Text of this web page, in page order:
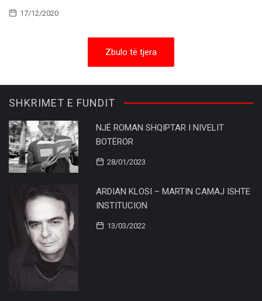
17/12/2020
Zbulo të tjera
SHKRIMET E FUNDIT
NJË ROMAN SHQIPTAR I NIVELIT
BOTËROR
28/01/2023
ARDIAN KLOSI – MARTIN CAMAJ ISHTE
INSTITUCION
13/03/2022